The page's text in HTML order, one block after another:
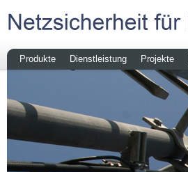
Produkte Dienstleistung Projekte